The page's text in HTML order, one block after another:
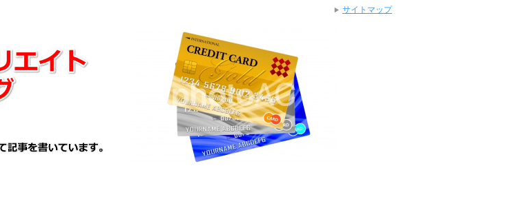
サイトマップ